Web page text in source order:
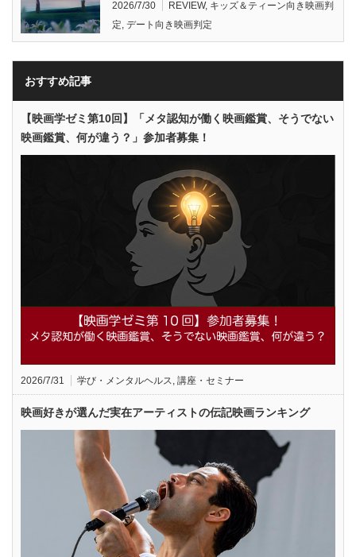
2026/7/30 REVIEW, キッズ＆ティーン向き映画判
定, デート向き映画判定
おすすめ記事
【映画学ゼミ第10回】「メタ認知が働く映画鑑賞、そうでない
映画鑑賞、何が違う？」参加者募集！
2026/7/31 学び・メンタルヘルス, 講座・セミナー
映画好きが選んだ実在アーティストの伝記映画ランキング